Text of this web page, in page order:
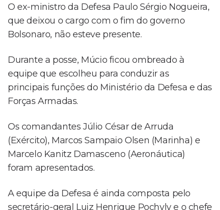
O ex-ministro da Defesa Paulo Sérgio Nogueira,
que deixou o cargo com o fim do governo
Bolsonaro, não esteve presente.
Durante a posse, Múcio ficou ombreado à
equipe que escolheu para conduzir as
principais funções do Ministério da Defesa e das
Forças Armadas.
Os comandantes Júlio César de Arruda
(Exército), Marcos Sampaio Olsen (Marinha) e
Marcelo Kanitz Damasceno (Aeronáutica)
foram apresentados.
A equipe da Defesa é ainda composta pelo
secretário-geral Luiz Henrique Pochyly e o chefe